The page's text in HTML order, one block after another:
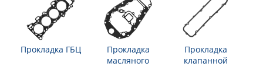
Прокладка ГБЦ
Прокладка
масляного
Прокладка
клапанной